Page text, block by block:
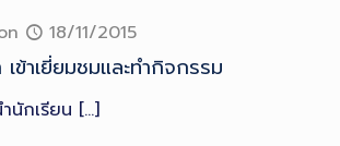
18/11/2015
ข้าเยี่ยมชมและทำกิจกรรม
นักเรียน […]